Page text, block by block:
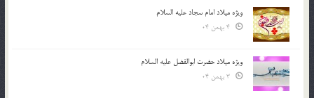
ویژه میلاد امام سجاد علیه السلام
ویژه میلاد حضرت ابوالفضل علیه السلام